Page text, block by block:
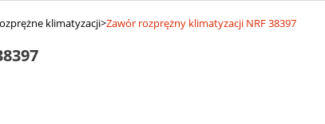
klimatyzacji>Zawór rozprężny klimatyzacji NRF 38397